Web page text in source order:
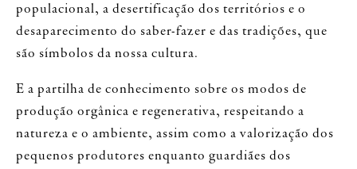
populacional, a desertificação dos territórios e o
desaparecimento do saber-fazer e das tradições, que
são símbolos da nossa cultura.
E a partilha de conhecimento sobre os modos de
produção orgânica e regenerativa, respeitando a
natureza e o ambiente, assim como a valorização dos
pequenos produtores enquanto guardiães dos